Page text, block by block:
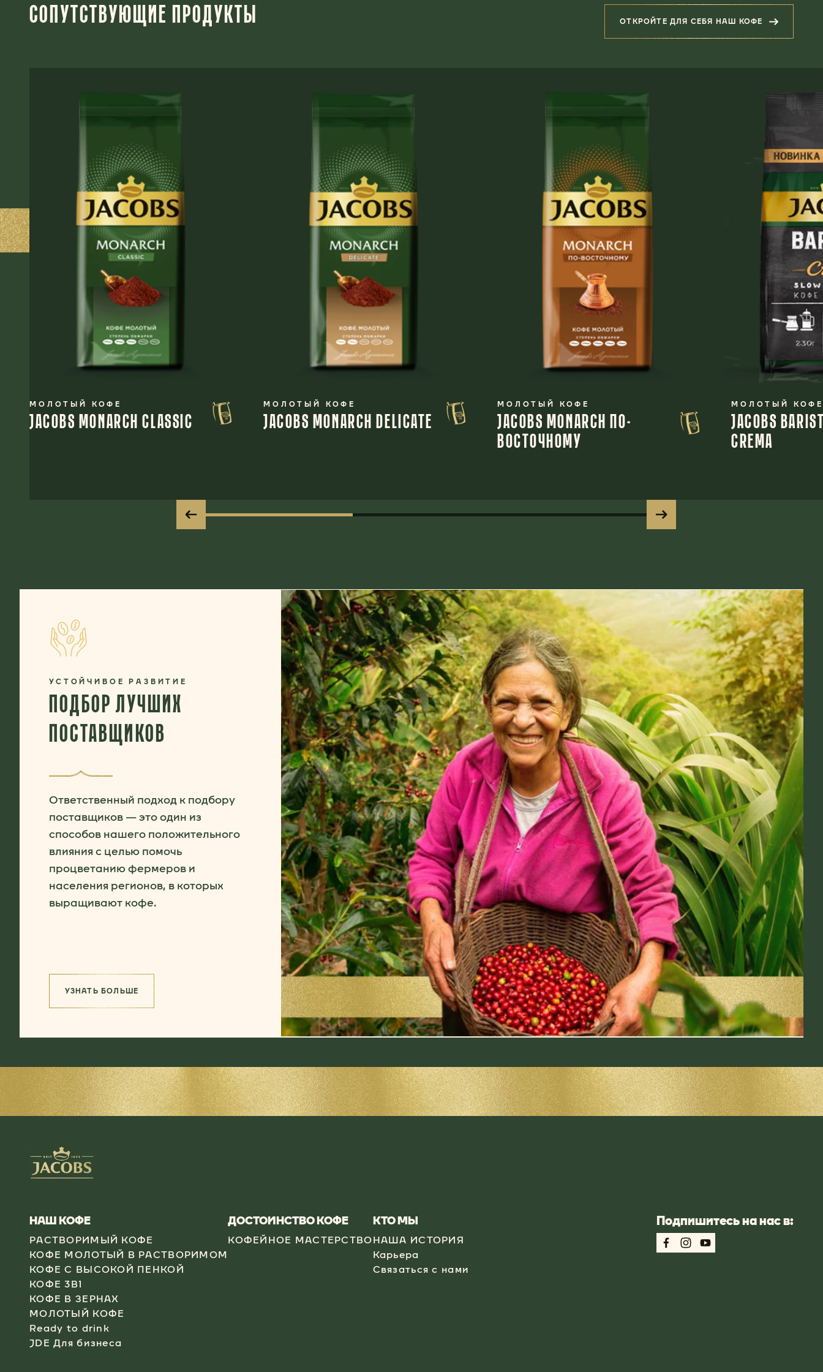
СОПУТСТВУЮЩИЕ ПРОДУКТЫ ОТКРОЙТЕ ДЛЯ СЕБЯ НАШ КОФЕ
(СОПУТСТВУЮЩИЕ
МОЛОТЫЙ КОФЕ
JACOBS MONARCH CLASSIC
МОЛОТЫЙ КОФЕ
JACOBS MONARCH DELICATE
МОЛОТЫЙ КОФЕ
JACOBS MONARCH ПО-
ВОСТОЧНОМУ
МОЛОТЫЙ
JACOBS
CREMA
УСТОЙЧИВОЕ РАЗВИТИЕ
ПОДБОР ЛУЧШИХ
ПОСТАВЩИКОВ
Ответственный подход к подбору
поставщиков — это один из
способов нашего положительного
влияния с целью помочь
процветанию фермеров и
населения регионов, в которых
выращивают кофе.
УЗНАТЬ БОЛЬШЕ
НАШ КОФЕ
РАСТВОРИМЫЙ КОФЕ
КОФЕ МОЛОТЫЙ В РАСТВОРИМОМ
КОФЕ С ВЫСОКОЙ ПЕНКОЙ
КОФЕ 3В1
КОФЕ В ЗЕРНАХ
МОЛОТЫЙ КОФЕ
Ready to drink
JDE Для бизнеса
ДОСТОИНСТВО КОФЕ
КОФЕЙНОЕ МАСТЕРСТВО
КТО МЫ
НАША ИСТОРИЯ
Карьера
Связаться с нами
Подпишитесь на нас в: